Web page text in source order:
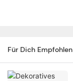
Für Dich Empfohlen